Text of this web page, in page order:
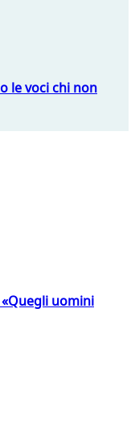
le voci chi non
uomini